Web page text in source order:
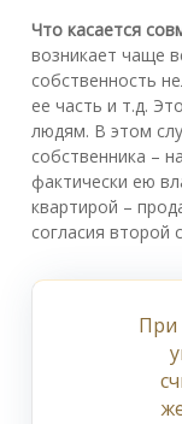
Что касается
возникает чаще
собственность
ее часть и т.д.
людям. В этом
собственника –
фактически ею
квартирой –
согласия
При